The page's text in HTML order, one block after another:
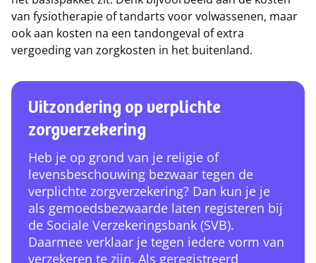
van fysiotherapie of tandarts voor volwassenen, maar
ook aan kosten na een tandongeval of extra
vergoeding van zorgkosten in het buitenland.
Uitzondering op verplichte
zorgverzekering
Heb je op grond van je religie of
levensbeschouwing bezwaar tegen de
verplichte zorgverzekering? Dan kun je je
als gemoedsbezwaarde laten registeren bij
de Sociale Verzekeringsbank (SVB).
Daarmee verklaar je tegen iedere vorm van
verzekeren te zijn. Als geregistreerd